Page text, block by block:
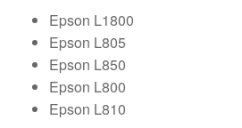
Epson L1800
Epson L805
Epson L850
Epson L800
Epson L810